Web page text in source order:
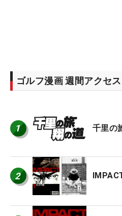
ゴルフ漫画 週間アクセ
1 千里の
2